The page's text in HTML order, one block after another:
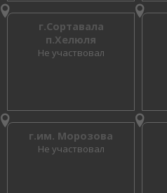
г.Сортавала
п.Хелюля
Не участвовал
г.им. Морозова
Не участвовал